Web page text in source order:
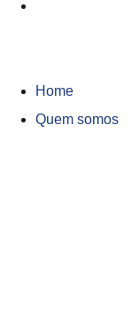
Home
Quem somos